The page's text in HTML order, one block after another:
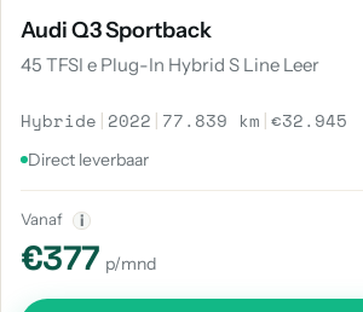
Audi Q3 Sportback
45 TFSI e Plug-In Hybrid S Line Leer
Hybride | 2022 | 77.839 km |€32.945
Direct leverbaar
Vanaf i
€377 p/mnd